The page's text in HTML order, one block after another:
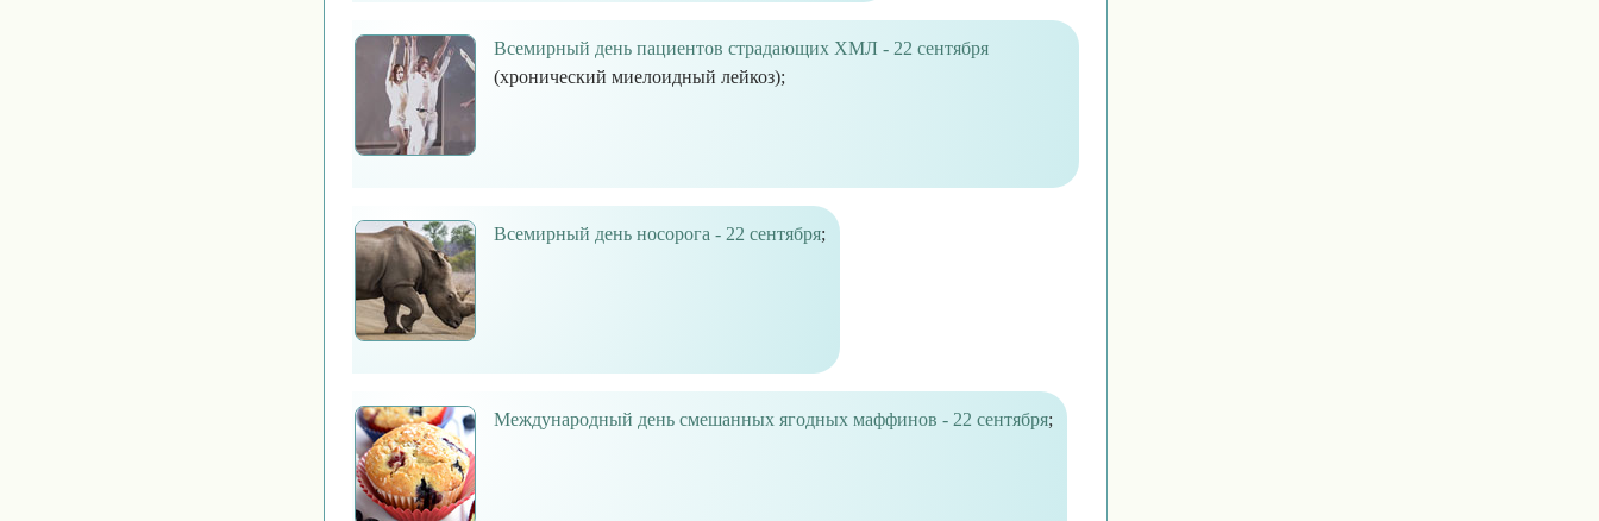
Всемирный день пациентов страдающих ХМЛ - 22 сентября
(хронический миелоидный лейкоз);
Всемирный день носорога - 22 сентября;
Международный день смешанных ягодных маффинов - 22 сентября;